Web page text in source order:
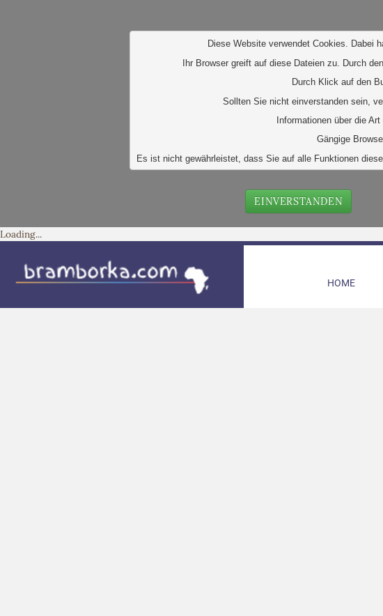
Diese Website verwendet Cookies. Dabei
Ihr Browser greift auf diese Dateien zu. Durch
Durch Klick auf den
Sollten Sie nicht einverstanden sein,
Informationen über die
Gängige
Es ist nicht gewährleistet, dass Sie auf alle Funktionen
EINVERSTANDEN
Loading...
HOME